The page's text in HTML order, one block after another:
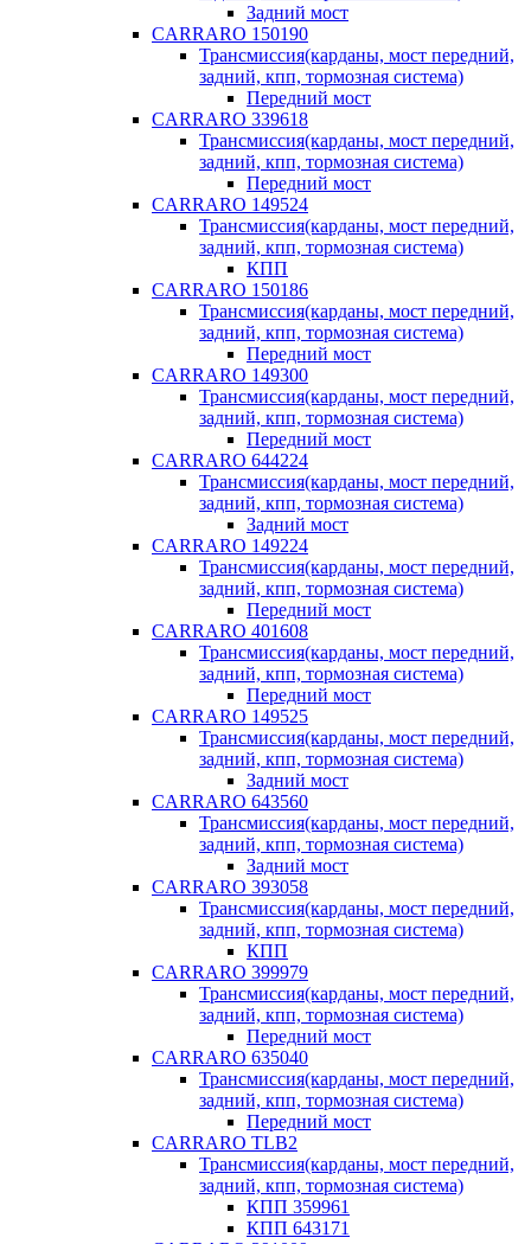
Задний мост
CARRARO 150190
Трансмиссия(карданы, мост передний,
задний, кпп, тормозная система)
Передний мост
CARRARO 339618
Трансмиссия(карданы, мост передний,
задний, кпп, тормозная система)
Передний мост
CARRARO 149524
Трансмиссия(карданы, мост передний,
задний, кпп, тормозная система)
КПП
CARRARO 150186
Трансмиссия(карданы, мост передний,
задний, кпп, тормозная система)
Передний мост
CARRARO 149300
Трансмиссия(карданы, мост передний,
задний, кпп, тормозная система)
Передний мост
CARRARO 644224
Трансмиссия(карданы, мост передний,
задний, кпп, тормозная система)
Задний мост
CARRARO 149224
Трансмиссия(карданы, мост передний,
задний, кпп, тормозная система)
Передний мост
CARRARO 401608
Трансмиссия(карданы, мост передний,
задний, кпп, тормозная система)
Передний мост
CARRARO 149525
Трансмиссия(карданы, мост передний,
задний, кпп, тормозная система)
Задний мост
CARRARO 643560
Трансмиссия(карданы, мост передний,
задний, кпп, тормозная система)
Задний мост
CARRARO 393058
Трансмиссия(карданы, мост передний,
задний, кпп, тормозная система)
КПП
CARRARO 399979
Трансмиссия(карданы, мост передний,
задний, кпп, тормозная система)
Передний мост
CARRARO 635040
Трансмиссия(карданы, мост передний,
задний, кпп, тормозная система)
Передний мост
CARRARO TLB2
Трансмиссия(карданы, мост передний,
задний, кпп, тормозная система)
КПП 359961
КПП 643171